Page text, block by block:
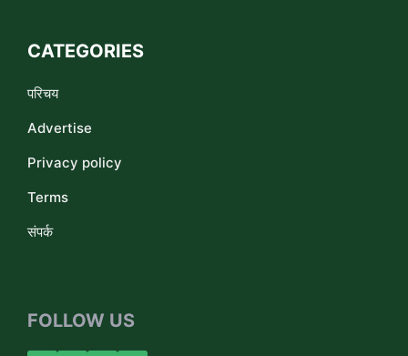
CATEGORIES
परिचय
Advertise
Privacy policy
Terms
संपर्क
FOLLOW US